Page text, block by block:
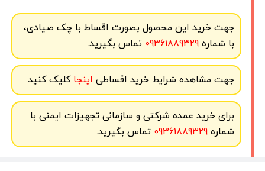
جهت خرید این محصول بصورت اقساط با چک صیادی،
با شماره09361889329 تماس بگیرید.
جهت مشاهده شرایط خرید اقساطی اینجاکلیک کنید.
برای خرید عمده شرکتی و سازمانی تجهیزات ایمنی با
شماره09361889329 تماس بگیرید.